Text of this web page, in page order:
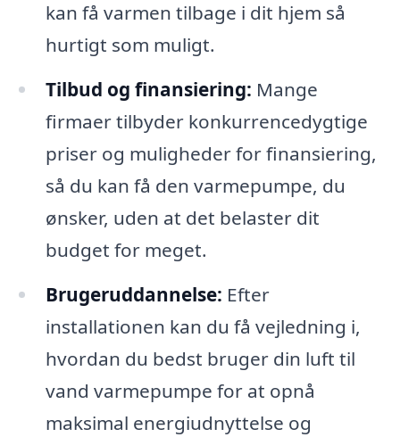
kan få varmen tilbage i dit hjem så
hurtigt som muligt.
Tilbud og finansiering: Mange
firmaer tilbyder konkurrencedygtige
priser og muligheder for finansiering,
så du kan få den varmepumpe, du
ønsker, uden at det belaster dit
budget for meget.
Brugeruddannelse: Efter
installationen kan du få vejledning i,
hvordan du bedst bruger din luft til
vand varmepumpe for at opnå
maksimal energiudnyttelse og